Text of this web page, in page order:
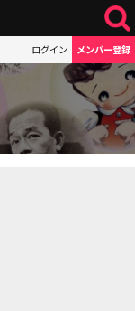
ログイン メンバー登録